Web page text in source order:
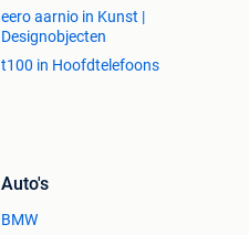
eero aarnio in Kunst |
Designobjecten
t100 in Hoofdtelefoons
Auto's
BMW